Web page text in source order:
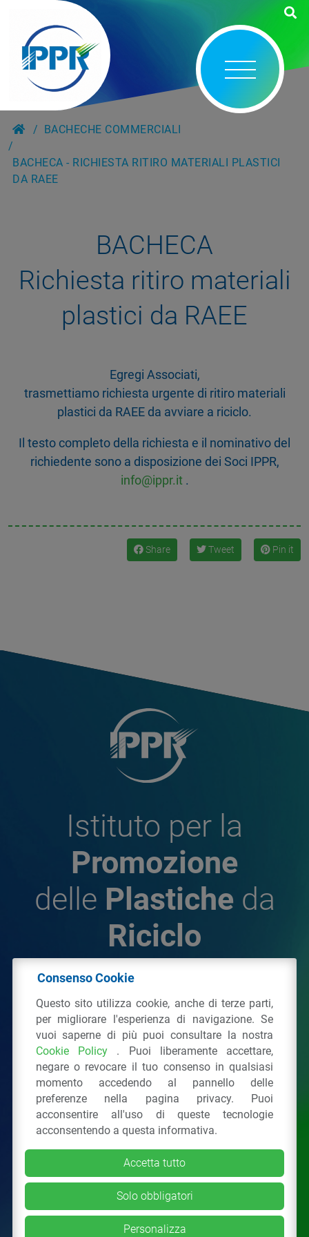
BACHECHE COMMERCIALI
BACHECA - RICHIESTA RITIRO MATERIALI PLASTICI
DA RAEE
BACHECA
Richiesta ritiro materiali
plastici da RAEE
Egregi Associati,
trasmettiamo richiesta urgente di ritiro materiali
plastici da RAEE da avviare a riciclo.
Il testo completo della richiesta e il nominativo del
richiedente sono a disposizione dei Soci IPPR,
info@ippr.it .
Share Tweet Pin it
Istituto per la
Promozione
delle Plastiche da
Riciclo
Plastiche da Riciclo
C.F. 97381090154
Via San Vittore 36 20123Milano (MI)
Tel.: 02 43928225.
Tutti i diritti riservati Privacy Policy &Cookie
Consenso Cookie
Questo sito utilizza cookie, anche di terze parti,
per migliorare l'esperienza di navigazione. Se
vuoi saperne di più puoi consultare la nostra
Cookie Policy . Puoi liberamente accettare,
negare o revocare il tuo consenso in qualsiasi
momento accedendo al pannello delle
preferenze nella pagina privacy. Puoi
acconsentire all'uso di queste tecnologie
acconsentendo a questa informativa.
Accetta tutto
Solo obbligatori
Personalizza